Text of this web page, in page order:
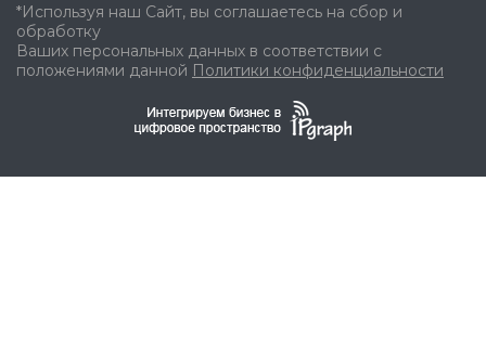
*Используя наш Сайт, вы соглашаетесь на сбор и
обработку
Ваших персональных данных в соответствии с
положениями данной Политики конфиденциальности